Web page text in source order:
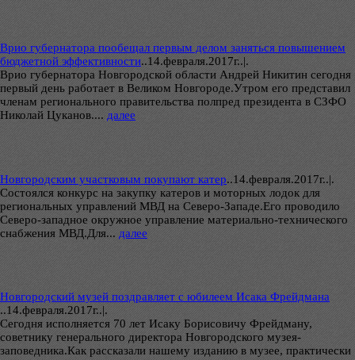
Врио губернатора пообещал первым делом заняться повышением
бюджетной эффективности..14.февраля.2017г..|.
Врио губернатора Новгородской области Андрей Никитин сегодня
первый день работает в Великом Новгороде.Утром его представил
членам регионального правительства полпред президента в СЗФО
Николай Цуканов.... далее
Новгородским участковым покупают катер..14.февраля.2017г..|.
Состоялся конкурс на закупку катеров и моторных лодок для
региональных управлений МВД на Северо-Западе.Его проводило
Северо-западное окружное управление материально-технического
снабжения МВД.Для... далее
Новгородский музей поздравляет с юбилеем Исака Фрейдмана
..14.февраля.2017г..|.
Сегодня исполняется 70 лет Исаку Борисовичу Фрейдману,
советнику генерального директора Новгородского музея-
заповедника.Как рассказали нашему изданию в музее, практически